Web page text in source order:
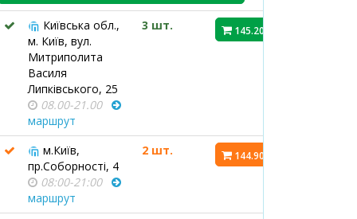
Київська обл.,
м. Київ, вул.
Митриполита
Василя
Липківського, 25
08.00-21.00
маршрут
3 шт. 145.20 ₴
м.Київ,
пр.Соборності, 4
08:00-21:00
маршрут
2 шт. 144.90 ₴